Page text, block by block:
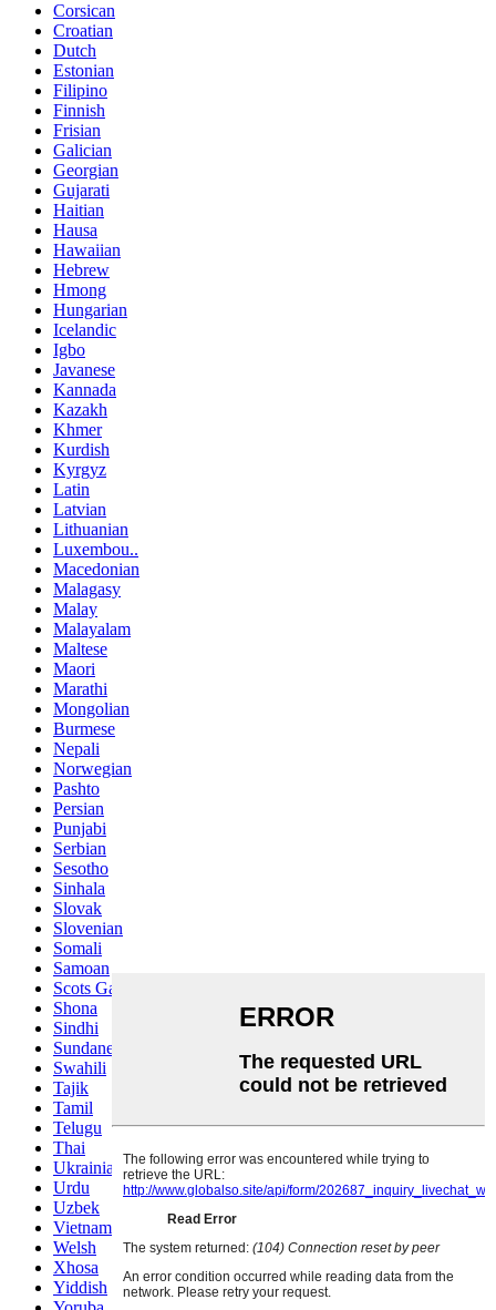
Corsican
Croatian
Dutch
Estonian
Filipino
Finnish
Frisian
Galician
Georgian
Gujarati
Haitian
Hausa
Hawaiian
Hebrew
Hmong
Hungarian
Icelandic
Igbo
Javanese
Kannada
Kazakh
Khmer
Kurdish
Kyrgyz
Latin
Latvian
Lithuanian
Luxembou..
Macedonian
Malagasy
Malay
Malayalam
Maltese
Maori
Marathi
Mongolian
Burmese
Nepali
Norwegian
Pashto
Persian
Punjabi
Serbian
Sesotho
Sinhala
Slovak
Slovenian
Somali
Samoan
Scots Gaelic
Shona
Sindhi
Sundanese
Swahili
Tajik
Tamil
Telugu
Thai
Ukrainian
Urdu
Uzbek
Vietnamese
Welsh
Xhosa
Yiddish